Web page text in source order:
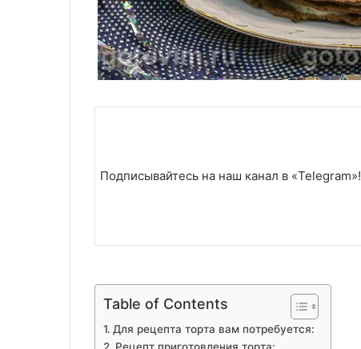
Подписывайтесь на наш канал в «Telegram»!
Table of Contents
Для рецепта торта вам потребуется: